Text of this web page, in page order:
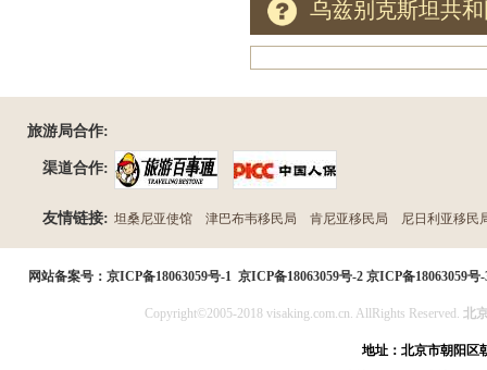
乌兹别克斯坦共
旅游局合作:
渠道合作:
友情链接: 坦桑尼亚使馆 津巴布韦移民局 肯尼亚移民局 尼日利亚移民
网站备案号： 京ICP备18063059号-1 京ICP备18063059号-2 京ICP备18063059号-
Copyright©2005-2018 visaking.com.cn. AllRights Reserved. 北
地址：北京市朝阳区